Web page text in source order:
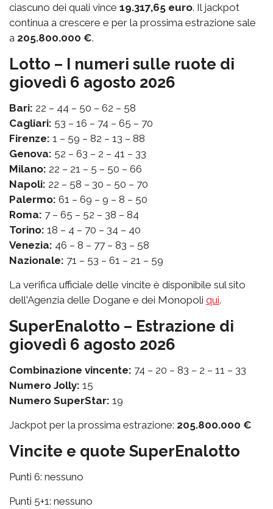
ciascuno dei quali vince 19.317,65 euro. Il jackpot
continua a crescere e per la prossima estrazione sale
a 205.800.000 €.
Lotto – I numeri sulle ruote di
giovedì 6 agosto 2026
Bari: 22 – 44 – 50 – 62 – 58
Cagliari: 53 – 16 – 74 – 65 – 70
Firenze: 1 – 59 – 82 – 13 – 88
Genova: 52 – 63 – 2 – 41 – 33
Milano: 22 – 21 – 5 – 50 – 66
Napoli: 22 – 58 – 30 – 50 – 70
Palermo: 61 – 69 – 9 – 8 – 50
Roma: 7 – 65 – 52 – 38 – 84
Torino: 18 – 4 – 70 – 34 – 40
Venezia: 46 – 8 – 77 – 83 – 58
Nazionale: 71 – 53 – 61 – 21 – 59
La verifica ufficiale delle vincite è disponibile sul sito
dell'Agenzia delle Dogane e dei Monopoli qui.
SuperEnalotto – Estrazione di
giovedì 6 agosto 2026
Combinazione vincente: 74 – 20 – 83 – 2 – 11 – 33
Numero Jolly: 15
Numero SuperStar: 19
Jackpot per la prossima estrazione: 205.800.000 €
Vincite e quote SuperEnalotto
Punti 6: nessuno
Punti 5+1: nessuno